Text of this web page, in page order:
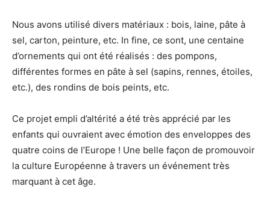
Nous avons utilisé divers matériaux : bois, laine, pâte à
sel, carton, peinture, etc. In fine, ce sont, une centaine
d’ornements qui ont été réalisés : des pompons,
différentes formes en pâte à sel (sapins, rennes, étoiles,
etc.), des rondins de bois peints, etc.
Ce projet empli d’altérité a été très apprécié par les
enfants qui ouvraient avec émotion des enveloppes des
quatre coins de l’Europe ! Une belle façon de promouvoir
la culture Européenne à travers un événement très
marquant à cet âge.